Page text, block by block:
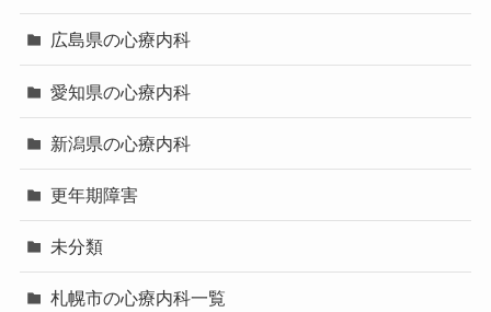
広島県の心療内科
愛知県の心療内科
新潟県の心療内科
更年期障害
未分類
札幌市の心療内科一覧